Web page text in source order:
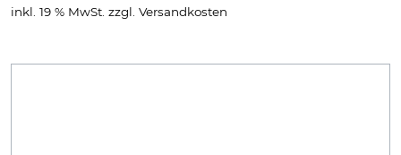
inkl. 19 % MwSt. zzgl. Versandkosten